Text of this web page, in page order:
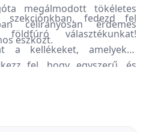
megálmodott tökéletes
célirányosan érdemes
eszközt.
szekciónkban, fedezd fel
választékunkat!
a kellékeket, amelyekre
fel, hogy egyszerű, és
Ültess palántákat,